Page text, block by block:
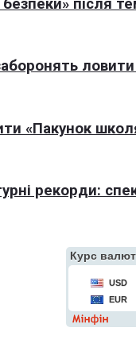
після
«Пакунок
рекорди: